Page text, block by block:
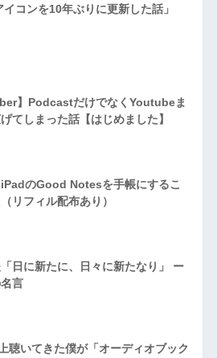
コンを10年ぶりに更新した話」
】PodcastだけでなくYoutubeま
てしまった話【はじめました】
のGood Notesを手帳にするこ
リフィル配布あり）
日に新たに、日々に新たなり」 ー
言
聴いてきた僕が「オーディオブック